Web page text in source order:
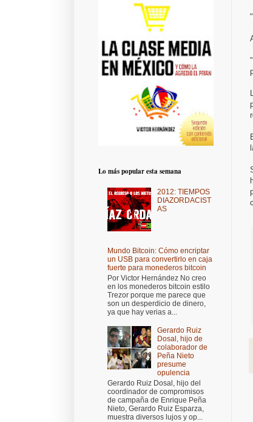
Lo más popular esta semana
2012: TIEMPOS
DIAZORDACIST
AS
Mundo Bitcoin: Cómo encriptar
un USB para convertirlo en caja
fuerte para monederos bitcoin
Por Victor Hernández No creo
en los monederos bitcoin estilo
Trezor porque me parece que
son un desperdicio de dinero,
ya que hay verias a...
Gerardo Ruiz
Dosal, hijo de
colaborador de
Peña Nieto
presume
opulencia
Gerardo Ruiz Dosal, hijo del
coordinador de compromisos
de campaña de Enrique Peña
Nieto, Gerardo Ruiz Esparza,
muestra diversos lujos y op...